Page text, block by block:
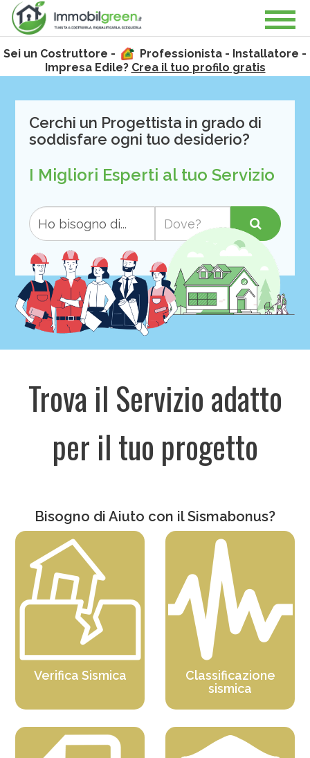
Sei un Costruttore -
Professionista - Installatore -
Impresa Edile? Crea il tuo profilo gratis
Cerchi un Progettista in grado di
soddisfare ogni tuo desiderio?
I Migliori Esperti al tuo Servizio
Trova il Servizio adatto
per il tuo progetto
Bisogno di Aiuto con ilSismabonus?
Verifica Sismica
Classificazione
sismica